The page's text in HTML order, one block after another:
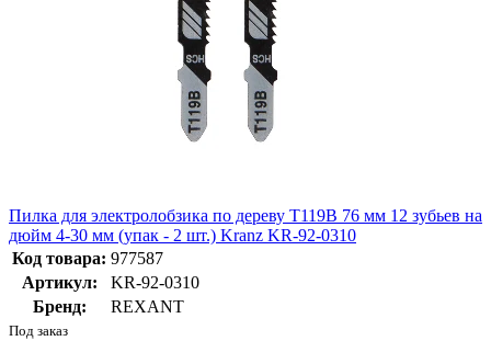
Пилка для электролобзика по дереву T119B 76 мм 12 зубьев на
дюйм 4-30 мм (упак - 2 шт.) Kranz KR-92-0310
Код товара: 977587
Артикул:
KR-92-0310
Бренд:
REXANT
Под заказ